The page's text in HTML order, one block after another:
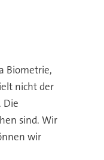
Biometrie,
nicht der
Die
sind. Wir
wir